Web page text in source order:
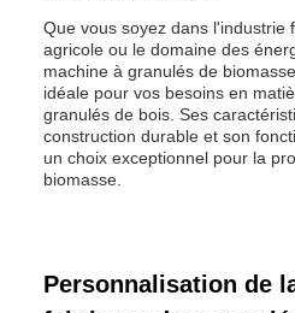
Que vous soyez dans l'industrie
agricole ou le domaine des
machine à granulés de
idéale pour vos besoins en
granulés de bois. Ses
construction durable et son
un choix exceptionnel pour la
biomasse.
Personnalisation de